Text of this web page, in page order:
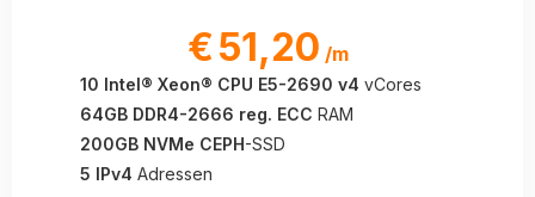
€51,20 /m
10 Intel® Xeon® CPU E5-2690 v4 vCores
64GB DDR4-2666 reg. ECCRAM
200GB NVMe CEPH-SSD
5 IPv4 Adressen